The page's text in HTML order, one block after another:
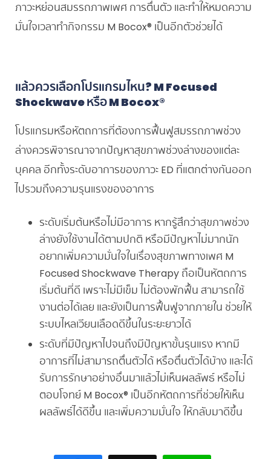
ภาวะหย่อนสมรรถภาพเพศ การตื่นตัว และทำให้หมดความ
มั่นใจเวลาทำกิจกรรม M Bocox® เป็นอีกตัวช่วยได้
แล้วควรเลือกโปรแกรมไหน? M Focused
ShockwaveหรือM Bocox®
โปรแกรมหรือหัตถการที่ต้องการฟื้นฟูสมรรถภาพช่วง
ล่างควรพิจารณาจากปัญหาสุขภาพช่วงล่างของแต่ละ
บุคคล อีกทั้งระดับอาการของภาวะ ED ที่แตกต่างกันออก
ไปรวมถึงความรุนแรงของอาการ
ระดับเริ่มต้นหรือไม่มีอาการ หากรู้สึกว่าสุขภาพช่วง
ล่างยังใช้งานได้ตามปกติ หรือมีปัญหาไม่มากนัก
อยากเพิ่มความมั่นใจในเรื่องสุขภาพทางเพศ M
Focused Shockwave Therapy ถือเป็นหัตถการ
เริ่มต้นที่ดี เพราะไม่มีเข็ม ไม่ต้องพักฟื้น สามารถใช้
งานต่อได้เลย และยังเป็นการฟื้นฟูจากภายใน ช่วยให้
ระบบไหลเวียนเลือดดีขึ้นในระยะยาวได้
ระดับที่มีปัญหาไปจนถึงมีปัญหาขั้นรุนแรง หากมี
อาการที่ไม่สามารถตื่นตัวได้ หรือตื่นตัวได้บ้าง และได้
รับการรักษาอย่างอื่นมาแล้วไม่เห็นผลลัพธ์ หรือไม่
ตอบโจทย์ M Bocox® เป็นอีกหัตถการที่ช่วยให้เห็น
ผลลัพธ์ได้ดีขึ้น และเพิ่มความมั่นใจ ให้กลับมาดีขึ้น